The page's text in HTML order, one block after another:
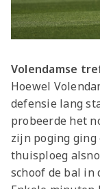
Volendamse
Hoewel
defensie lang
probeerde het
zijn poging ging
thuisploeg
schoof de bal in